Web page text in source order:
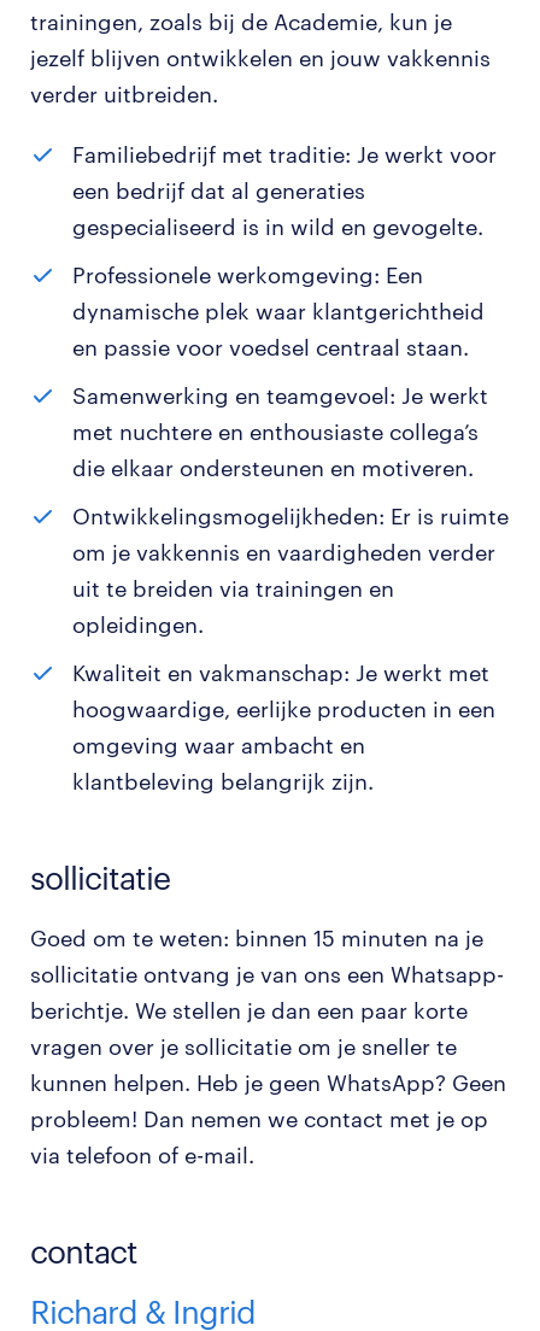
trainingen, zoals bij de Academie, kun je
jezelf blijven ontwikkelen en jouw vakkennis
verder uitbreiden.
Familiebedrijf met traditie: Je werkt voor
een bedrijf dat al generaties
gespecialiseerd is in wild en gevogelte.
Professionele werkomgeving: Een
dynamische plek waar klantgerichtheid
en passie voor voedsel centraal staan.
Samenwerking en teamgevoel: Je werkt
met nuchtere en enthousiaste collega’s
die elkaar ondersteunen en motiveren.
Ontwikkelingsmogelijkheden: Er is ruimte
om je vakkennis en vaardigheden verder
uit te breiden via trainingen en
opleidingen.
Kwaliteit en vakmanschap: Je werkt met
hoogwaardige, eerlijke producten in een
omgeving waar ambacht en
klantbeleving belangrijk zijn.
sollicitatie
Goed om te weten: binnen 15 minuten na je
sollicitatie ontvang je van ons een Whatsapp-
berichtje. We stellen je dan een paar korte
vragen over je sollicitatie om je sneller te
kunnen helpen. Heb je geen WhatsApp? Geen
probleem! Dan nemen we contact met je op
via telefoon of e-mail.
contact
Richard & Ingrid